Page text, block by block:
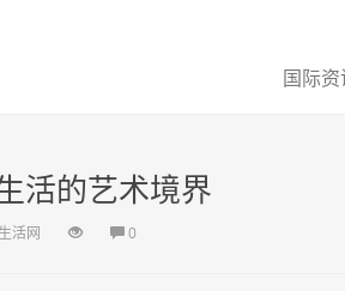
国际
活的艺术境界
活网 0